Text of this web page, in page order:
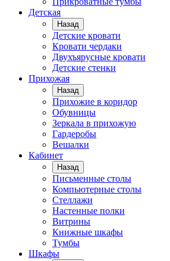
Детская
Назад
Детские кровати
Кровати чердаки
Двухъярусные кровати
Детские стенки
Прихожая
Назад
Прихожие в коридор
Обувницы
Зеркала в прихожую
Гардеробы
Вешалки
Кабинет
Назад
Письменные столы
Компьютерные столы
Стеллажи
Настенные полки
Витрины
Книжные шкафы
Тумбы
Шкафы